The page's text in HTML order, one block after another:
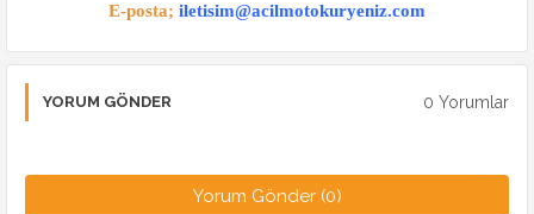
E-posta; iletisim@acilmotokuryeniz.com
YORUM GÖNDER 0 Yorumlar
Yorum Gönder (0)